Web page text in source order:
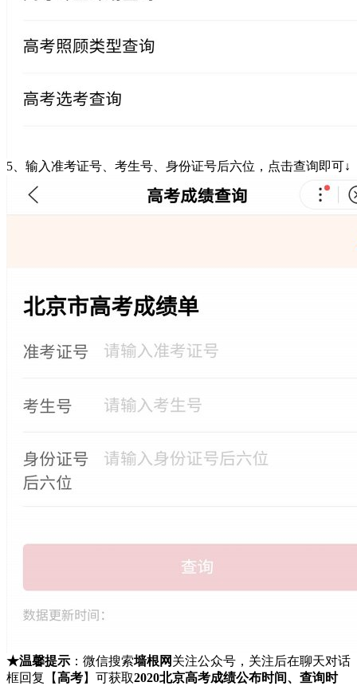
5、输入准考证号、考生号、身份证号后六位，点击查询即可↓
★温馨提示 ：微信搜索墙根网关注公众号，关注后在聊天对话
框回复【高考】可获取2020北京高考成绩公布时间、查询时